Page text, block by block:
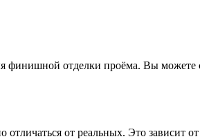
отделки проёма. Вы можете
от реальных. Это зависит